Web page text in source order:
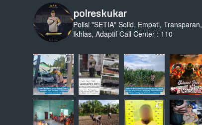
polreskukar
Polisi "SETIA" Solid, Empati, Transparan,
Ikhlas, Adaptif Call Center : 110